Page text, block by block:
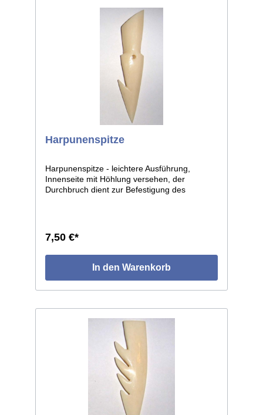
Harpunenspitze
Harpunenspitze - leichtere Ausführung,
Innenseite mit Höhlung versehen, der
Durchbruch dient zur Befestigung des
Nordamerikas. Sehr ähnliche, sogar
weitgehend identische Typen finden sich bei
den Kulturen der europäischen Frühzeit.
7,50 €*
In den Warenkorb